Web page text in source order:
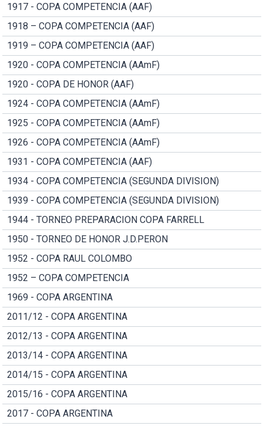
1917 - COPA COMPETENCIA (AAF)
1918 – COPA COMPETENCIA (AAF)
1919 – COPA COMPETENCIA (AAF)
1920 - COPA COMPETENCIA (AAmF)
1920 - COPA DE HONOR (AAF)
1924 - COPA COMPETENCIA (AAmF)
1925 - COPA COMPETENCIA (AAmF)
1926 - COPA COMPETENCIA (AAmF)
1931 - COPA COMPETENCIA (AAF)
1934 - COPA COMPETENCIA (SEGUNDA DIVISION)
1939 - COPA COMPETENCIA (SEGUNDA DIVISION)
1944 - TORNEO PREPARACION COPA FARRELL
1950 - TORNEO DE HONOR J.D.PERON
1952 - COPA RAUL COLOMBO
1952 – COPA COMPETENCIA
1969 - COPA ARGENTINA
2011/12 - COPA ARGENTINA
2012/13 - COPA ARGENTINA
2013/14 - COPA ARGENTINA
2014/15 - COPA ARGENTINA
2015/16 - COPA ARGENTINA
2017 - COPA ARGENTINA